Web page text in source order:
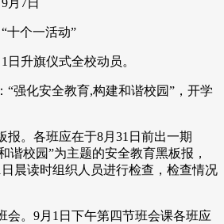
十个一活动”
日升旗仪式全校动员。
“强化安全教育,构建和谐校园”，开学
报。各班应在于8月31日前出一期
谐校园”为主题的安全教育黑板报，
晨读时组织人员进行检查，检查情况
会。9月1日下午第四节班会课各班应